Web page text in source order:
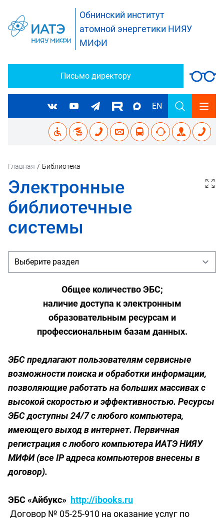
Обнинский институт
атомной энергетики НИЯУ
МИФИ
Письмо директору
EN
Главная / Библиотека
Электронные
библиотечные
системы
Общее количество ЭБС;
наличие доступа к электронным
образовательным ресурсам и
профессиональным базам данных.
ЭБС предлагают пользователям сервисные
возможности поиска и обработки информации,
позволяющие работать на больших массивах с
высокой скоростью и эффективностью. Ресурсы
ЭБС доступны 24/7 с любого компьютера,
имеющего выход в интернет. Первичная
регистрация с любого компьютера ИАТЭ НИЯУ
МИФИ (все IP адреса компьютеров внесены в
договор).
ЭБС «Айбукс» http://ibooks.ru
Договор № 05-25-910 на оказание услуг по